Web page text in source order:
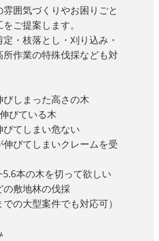
囲気づくりやお困りごと
ご提案します。
・枝落とし・刈り込み・
作業の特殊伐採なども対
びしまった高さの木
びている木
びてしまい危ない
伸びてしまいクレームを受
本の木を切って欲しい
の敷地林の伐採
での大型案件でも対応可）